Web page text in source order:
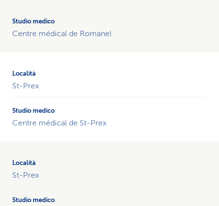
Centre médical de Romanel
St-Prex
Centre médical de St-Prex
St-Prex